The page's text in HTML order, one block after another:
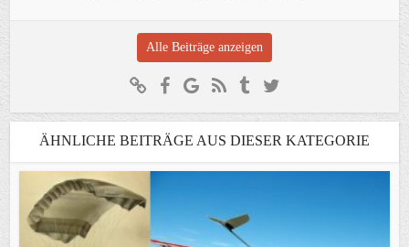
Alle Beiträge anzeigen
ÄHNLICHE BEITRÄGE AUS DIESER KATEGORIE